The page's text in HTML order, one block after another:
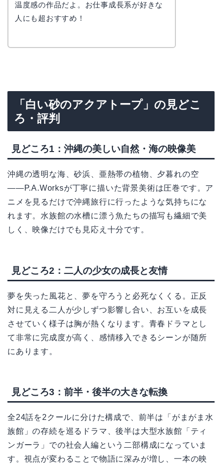
温度感の作品だよ。お仕事成長系が好きな
人にも超おすすめ！
「白い砂のアクアトープ」の見どこ
ろ・評判
見どころ1：沖縄の美しい自然・海の映像美
沖縄の透明な海、砂浜、亜熱帯の植物、夕暮れの空
――P.A.Worksが丁寧に描いた背景美術は圧巻です。ア
ニメを見るだけで沖縄旅行に行ったような気持ちにな
れます。水族館の水槽に漂う魚たちの描写も繊細で美
しく、映像だけでも見応え十分です。
見どころ2：二人の少女の成長と友情
夢を失った風花と、夢を守ろうと必死なくくる。正反
対に見える二人が少しずつ影響し合い、お互いを成長
させていく様子は胸が熱くなります。青春ドラマとし
て非常に完成度が高く、感情移入できるシーンが随所
にあります。
見どころ3：前半・後半の大きな転換
全24話を2クールに分けた構成で、前半は「がまがま水
族館」の存続を巡るドラマ、後半は大型水族館「ティ
ンガーラ」での社会人編という二部構成になっていま
す。視点が変わることで物語に深みが増し、一本の映